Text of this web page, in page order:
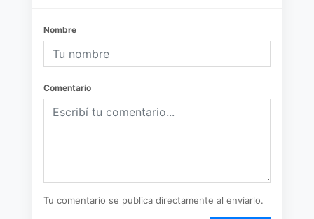
Nombre
Comentario
Tu comentario se publica directamente al enviarlo.